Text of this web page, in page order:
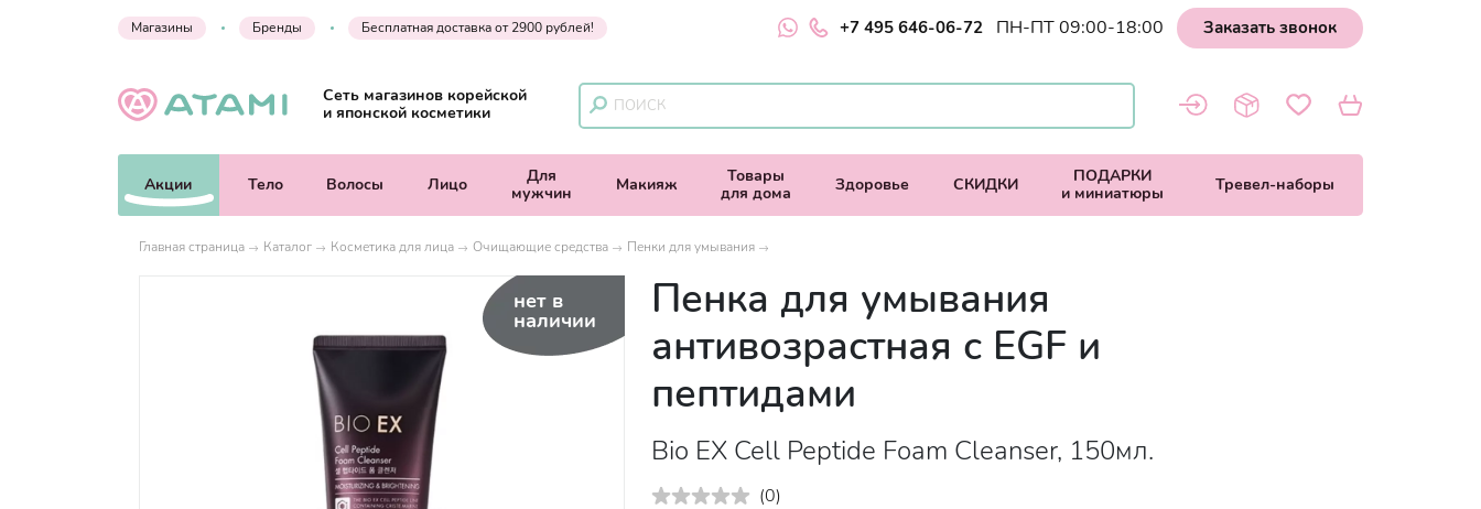
Магазины Бренды Бесплатная доставка от 2900 рублей! +7 495 646-06-72 ПН-ПТ 09:00-18:00 Заказать звонок
Сеть магазинов корейской
и японской косметики
Акции Тело Волосы Лицо
Для
мужчин
Макияж
Товары
для дома
Здоровье СКИДКИ
ПОДАРКИ
и миниатюры
Тревел-наборы
Главная страница Каталог Косметика для лица Очищающие средства Пенки для умывания
нет в
наличии
Пенка для умывания
антивозрастная с EGF и
пептидами
Bio EX Cell Peptide Foam Cleanser, 150мл.
(0)